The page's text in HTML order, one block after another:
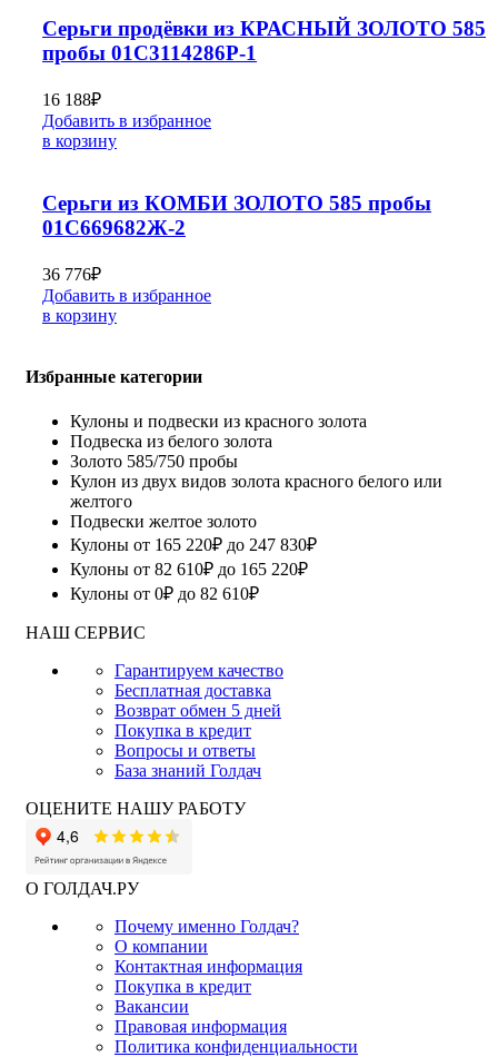
Серьги продёвки из КРАСНЫЙ ЗОЛОТО 585
пробы 01С3114286Р-1
16 188₽
Добавить в избранное
в корзину
Серьги из КОМБИ ЗОЛОТО 585 пробы
01С669682Ж-2
36 776₽
Добавить в избранное
в корзину
Избранные категории
Кулоны и подвески из красного золота
Подвеска из белого золота
Золото 585/750 пробы
Кулон из двух видов золота красного белого или
желтого
Подвески желтое золото
Кулоны от 165 220₽ до 247 830₽
Кулоны от 82 610₽ до 165 220₽
Кулоны от 0₽ до 82 610₽
НАШ СЕРВИС
Гарантируем качество
Бесплатная доставка
Возврат обмен 5 дней
Покупка в кредит
Вопросы и ответы
База знаний Голдач
ОЦЕНИТЕ НАШУ РАБОТУ
О ГОЛДАЧ.РУ
Почему именно Голдач?
О компании
Контактная информация
Покупка в кредит
Вакансии
Правовая информация
Политика конфиденциальности